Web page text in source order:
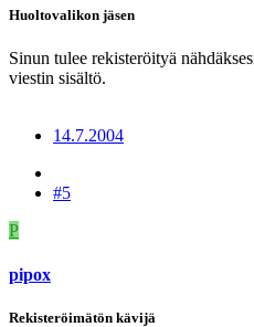
Huoltovalikon jäsen
Sinun tulee rekisteröityä
viestin sisältö.
14.7.2004
#5
P
pipox
Rekisteröimätön kävijä